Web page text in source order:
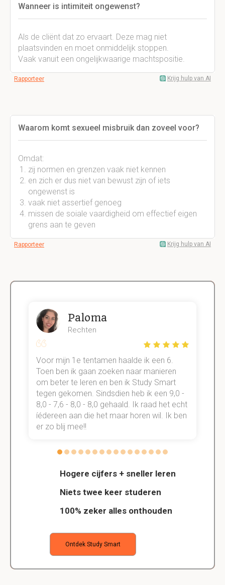
Wanneer is intimiteit ongewenst?
Als de cliënt dat zo ervaart. Deze mag niet
plaatsvinden en moet onmiddelijk stoppen.
Vaak vanuit een ongelijkwaarige machtspositie.
Rapporteer Krijg hulp van AI
Waarom komt sexueel misbruik dan zoveel voor?
Omdat:
zij normen en grenzen vaak niet kennen
en zich er dus niet van bewust zijn of iets
ongewenst is
vaak niet assertief genoeg
missen de soiale vaardigheid om effectief eigen
grens aan te geven
Rapporteer Krijg hulp van AI
Hogere cijfers + sneller leren
Niets twee keer studeren
100% zeker alles onthouden
Ontdek Study Smart
Paloma
Rechten
Voor mijn 1e tentamen haalde ik een 6.
Toen ben ik gaan zoeken naar manieren
om beter te leren en ben ik Study Smart
tegen gekomen. Sindsdien heb ik een 9,0 -
8,0 - 7,6 - 8,0 - 8,0 gehaald. Ik raad het echt
íédereen aan die het maar horen wil. Ik ben
er zo blij mee!!